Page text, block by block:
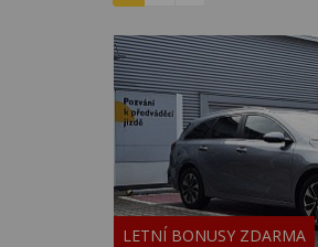
LETNÍ BONUSY ZDARMA